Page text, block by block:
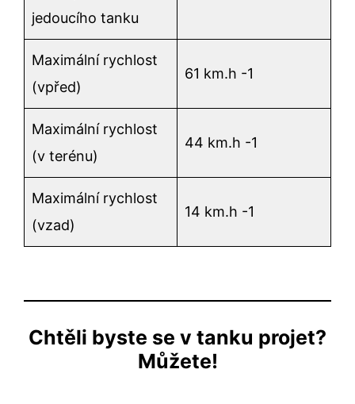
jedoucího tanku
Maximální rychlost
(vpřed)
61 km.h -1
Maximální rychlost
(v terénu)
44 km.h -1
Maximální rychlost
(vzad)
14 km.h -1
Chtěli byste se v tanku projet?
Můžete!